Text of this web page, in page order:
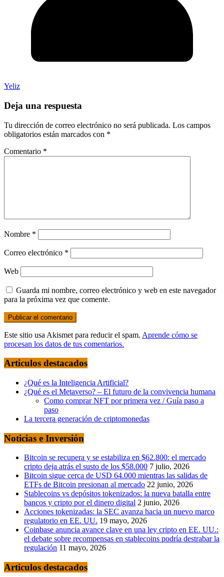
Yeliz
Deja una respuesta
Tu dirección de correo electrónico no será publicada. Los campos
obligatorios están marcados con *
Comentario *
Nombre *
Correo electrónico *
Web
Guarda mi nombre, correo electrónico y web en este navegador
para la próxima vez que comente.
Este sitio usa Akismet para reducir el spam. Aprende cómo se
procesan los datos de tus comentarios.
Articulos destacados
¿Qué es la Inteligencia Artificial?
¿Qué es el Metaverso? – El futuro de la convivencia humana
Como comprar NFT por primera vez / Guía paso a
paso
La tercera generación de criptomonedas
Noticias e Inversión
Bitcoin se recupera y se estabiliza en $62.800: el mercado
cripto deja atrás el susto de los $58.000 7 julio, 2026
Bitcoin sigue cerca de USD 64.000 mientras las salidas de
ETFs de Bitcoin presionan al mercado 22 junio, 2026
Stablecoins vs depósitos tokenizados: la nueva batalla entre
bancos y cripto por el dinero digital 2 junio, 2026
Acciones tokenizadas: la SEC avanza hacia un nuevo marco
regulatorio en EE. UU. 19 mayo, 2026
Coinbase anuncia avance clave en una ley cripto en EE. UU.:
el debate sobre recompensas en stablecoins podría destrabar la
regulación 11 mayo, 2026
Articulos destacados